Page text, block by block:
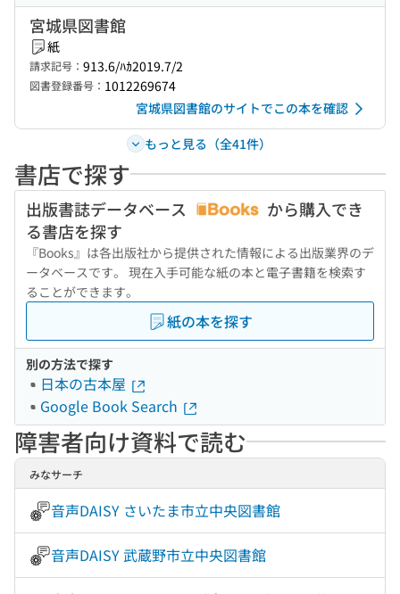
宮城県図書館
紙
請求記号： 913.6/ﾊｶ2019.7/2
図書登録番号： 1012269674
宮城県図書館のサイトでこの本を確認
もっと見る（全41件）
書店で探す
出版書誌データベース
から購入でき
る書店を探す
『Books』は各出版社から提供された情報による出版業界のデ
ータベースです。 現在入手可能な紙の本と電子書籍を検索す
ることができます。
紙の本を探す
別の方法で探す
日本の古本屋
Google Book Search
障害者向け資料で読む
みなサーチ
音声DAISY さいたま市立中央図書館
音声DAISY 武蔵野市立中央図書館